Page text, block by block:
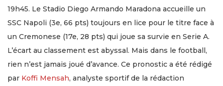
19h45. Le Stadio Diego Armando Maradona accueille un
SSC Napoli (3e, 66 pts) toujours en lice pour le titre face à
un Cremonese (17e, 28 pts) qui joue sa survie en Serie A.
L’écart au classement est abyssal. Mais dans le football,
rien n’est jamais joué d’avance. Ce pronostic a été rédigé
par Koffi Mensah, analyste sportif de la rédaction